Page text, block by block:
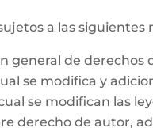
a las siguientes
general de derechos
se modifica y
se modifican las
derecho de autor,